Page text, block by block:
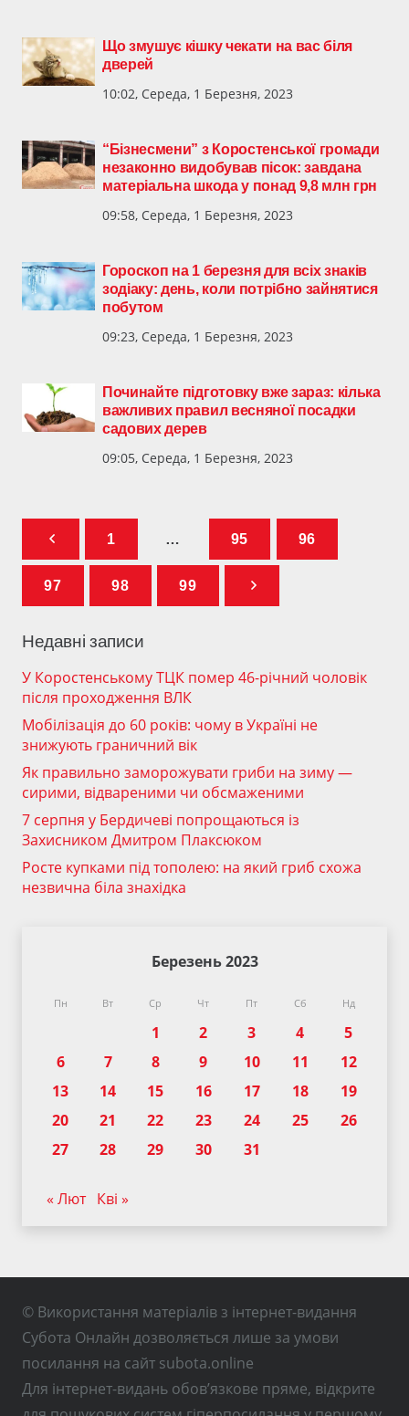
Що змушує кішку чекати на вас біля
дверей
10:02, Середа, 1 Березня, 2023
“Бізнесмени” з Коростенської громади
незаконно видобував пісок: завдана
матеріальна шкода у понад 9,8 млн грн
09:58, Середа, 1 Березня, 2023
Гороскоп на 1 березня для всіх знаків
зодіаку: день, коли потрібно зайнятися
побутом
09:23, Середа, 1 Березня, 2023
Починайте підготовку вже зараз: кілька
важливих правил весняної посадки
садових дерев
09:05, Середа, 1 Березня, 2023
1 … 95 96
97 98 99
Недавні записи
У Коростенському ТЦК помер 46-річний чоловік
після проходження ВЛК
Мобілізація до 60 років: чому в Україні не
знижують граничний вік
Як правильно заморожувати гриби на зиму —
сирими, відвареними чи обсмаженими
7 серпня у Бердичеві попрощаються із
Захисником Дмитром Плаксюком
Росте купками під тополею: на який гриб схожа
незвична біла знахідка
Березень 2023
Пн Вт Ср Чт Пт Сб Нд
1 2 3 4
5
6
7 8 9 10 11
12
13
14 15 16 17 18
19
20
21 22 23 24 25
26
27
28 29 30 31
« Лют Кві »
© Використання матеріалів з інтернет-видання
Субота Онлайн дозволяється лише за умови
посилання на сайт subota.online
Для інтернет-видань обов’язкове пряме, відкрите